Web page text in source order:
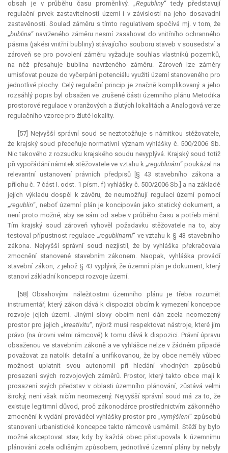
obsah je v průběhu času proměnlivý. „Regubliny“ tedy představují
regulační prvek zastavitelnosti území i v závislosti na jeho dosavadní
zastavěnosti. Soulad záměru s tímto regulativem spočívá mj. v tom, že
„bublina“ navrženého záměru nesmí zasahovat do vnitřního ochranného
pásma (jakési vnitřní bubliny) stávajícího souboru staveb v sousedství a
zároveň se pro povolení záměru vyžaduje souhlas vlastníků pozemků,
na něž přesahuje bublina navrženého záměru. Zároveň lze záměry
umisťovat pouze do vyčerpání potenciálu využití území stanoveného pro
jednotlivé plochy. Celý regulační princip je značně komplikovaný a jeho
rozsáhlý popis byl obsažen ve zrušené části územního plánu Metodika
prostorové regulace v oranžových a žlutých lokalitách a Analogová verze
regulačního vzorce pro žluté lokality.
[57] Nejvyšší správní soud se neztotožňuje s námitkou stěžovatele,
že krajský soud přeceňuje normativní význam vyhlášky č. 500/2006 Sb.
Nic takového z rozsudku krajského soudu nevyplývá. Krajský soud totiž
při vypořádání námitek stěžovatele ve vztahu k „regublinám“ poukázal na
relevantní ustanovení právních předpisů [§ 43 stavebního zákona a
přílohu č. 7 část I. odst. 1 písm. f) vyhlášky č. 500/2006 Sb.] a na základě
jejich výkladu dospěl k závěru, že neumožňují regulaci území pomocí
„regublin“, neboť územní plán je koncipován jako statický dokument, a
není proto možné, aby se sám od sebe v průběhu času a potřeb měnil.
Tím krajský soud zároveň vyhověl požadavku stěžovatele na to, aby
testoval přípustnost regulace „regublinami“ ve vztahu k § 43 stavebního
zákona. Nejvyšší správní soud nezjistil, že by vyhláška překračovala
zmocnění stanovené stavebním zákonem. Naopak, vyhláška provádí
stavební zákon, z jehož § 43 vyplývá, že územní plán je dokument, který
stanoví základní koncepci rozvoje území.
[58] Obsahovými náležitostmi územního plánu je třeba rozumět
instrumentář, který zákon dává k dispozici obcím k vymezení koncepce
rozvoje jejich území. Jinými slovy obcím není dán zcela neomezený
prostor pro jejich „kreativitu“, nýbrž musí respektovat nástroje, které jim
právo (na úrovni velmi rámcové) k tomu dává k dispozici. Právní úpravu
obsaženou ve stavebním zákoně a ve vyhlášce nelze v žádném případě
považovat za natolik detailní a unifikovanou, že by obce neměly vůbec
možnost uplatnit svou autonomii při hledání vhodných způsobů
prosazení svých rozvojových záměrů. Prostor, který takto obce mají k
prosazení svých představ v oblasti územního plánování, zůstává velmi
široký, není však ničím neomezený. Nejvyšší správní soud má za to, že
existuje legitimní důvod, proč zákonodárce prostřednictvím zákonného
zmocnění k vydání prováděcí vyhlášky prostor pro „vymýšlení“ způsobů
stanovení urbanistické koncepce takto rámcově usměrnil. Stěží by bylo
možné akceptovat stav, kdy by každá obec přistupovala k územnímu
plánování zcela odlišným způsobem, jednotlivé územní plány by nebyly